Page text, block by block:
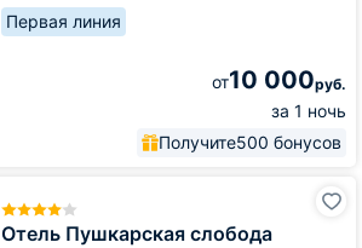
Первая линия
от10 000руб.
за 1 ночь
Получите500 бонусов
Отель Пушкарская слобода